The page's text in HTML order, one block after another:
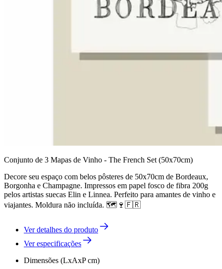
Conjunto de 3 Mapas de Vinho - The French Set (50x70cm)
Decore seu espaço com belos pôsteres de 50x70cm de Bordeaux,
Borgonha e Champagne. Impressos em papel fosco de fibra 200g
pelos artistas suecas Elin e Linnea. Perfeito para amantes de vinho e
viajantes. Moldura não incluída. 🗺️🍷🇫🇷
Ver detalhes do produto
Ver especificações
Dimensões (LxAxP cm)